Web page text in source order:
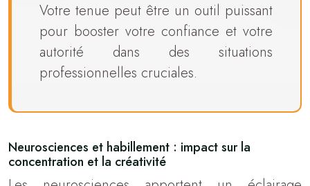
Votre tenue peut être un outil puissant
pour booster votre confiance et votre
autorité dans des situations
professionnelles cruciales.
Neurosciences et habillement : impact sur la
concentration et la créativité